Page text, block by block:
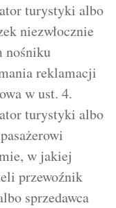
turystyki albo
niezwłocznie
nośniku
reklamacji
w ust. 4.
turystyki albo
w jakiej
przewoźnik
sprzedawca